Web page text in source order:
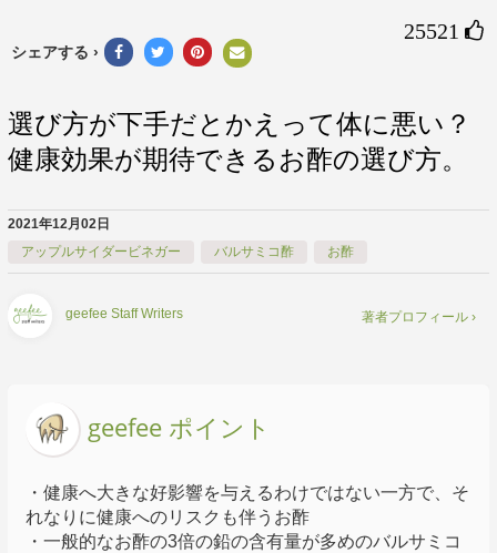
25521 
シェアする ›
選び方が下手だとかえって体に悪い？
健康効果が期待できるお酢の選び方。
2021年12月02日
アップルサイダービネガー
バルサミコ酢 お酢
geefee Staff Writers 著者プロフィール ›
geefee ポイント
・健康へ大きな好影響を与えるわけではない一方で、そ
れなりに健康へのリスクも伴うお酢
・一般的なお酢の3倍の鉛の含有量が多めのバルサミコ